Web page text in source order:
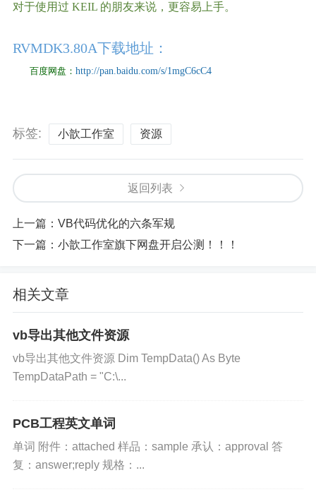
对于使用过 KEIL 的朋友来说，更容易上手。
RVMDK3.80A下载地址：
百度网盘： http://pan.baidu.com/s/1mgC6cC4
标签: 小歆工作室 资源
返回列表
上一篇： VB代码优化的六条军规
下一篇： 小歆工作室旗下网盘开启公测！！！
相关文章
vb导出其他文件资源
vb导出其他文件资源 Dim TempData() As Byte
TempDataPath = "C:\...
PCB工程英文单词
单词 附件：attached 样品：sample 承认：approval 答
复：answer;reply 规格：...